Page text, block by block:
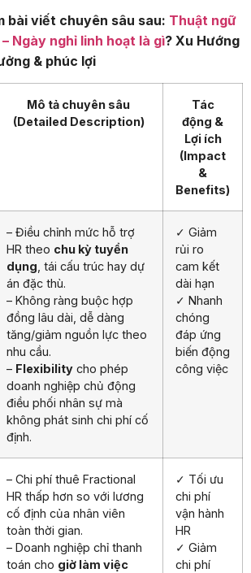
bài viết chuyên sâu sau: Thuật ngữ
Ngày nghỉ linh hoạt là gì? Xu Hướng
& phúc lợi
Mô tả chuyên sâu
(Detailed Description)
Tác
động &
Lợi ích
(Impact
&
Benefits)
– Điều chỉnh mức hỗ trợ
HR theo chu kỳ tuyển
dụng , tái cấu trúc hay dự
án đặc thù.
– Không ràng buộc hợp
đồng lâu dài, dễ dàng
tăng/giảm nguồn lực theo
nhu cầu.
– Flexibility cho phép
doanh nghiệp chủ động
điều phối nhân sự mà
không phát sinh chi phí cố
định.
✓ Giảm
rủi ro
cam kết
dài hạn
✓ Nhanh
chóng
đáp ứng
biến động
công việc
– Chi phí thuê Fractional
HR thấp hơn so với lương
cố định của nhân viên
toàn thời gian.
– Doanh nghiệp chỉ thanh
toán cho giờ làm việc
✓ Tối ưu
chi phí
vận hành
HR
✓ Giảm
chi phí